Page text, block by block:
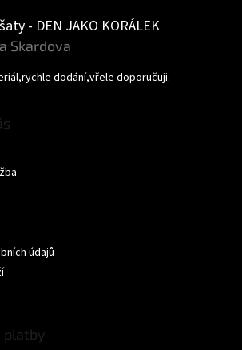
- DEN JAKO KORÁLEK
produktu je 5 z 5 hvězdiček.
Skardova
dodání,vřele doporučuji.
údajů
platby